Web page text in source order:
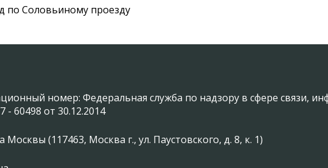
по Соловьиному проезду
номер: Федеральная служба по надзору в сфере связи,
60498 от 30.12.2014
(117463, Москва г., ул. Паустовского, д. 8, к. 1)